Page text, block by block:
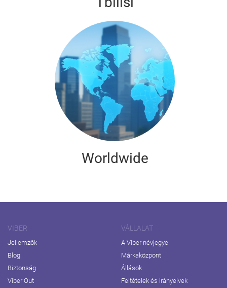
Worldwide
VIBER
Jellemzők
Blog
Biztonság
Viber Out
VÁLLALAT
A Viber névjegye
Márkaközpont
Állások
Feltételek és irányelvek